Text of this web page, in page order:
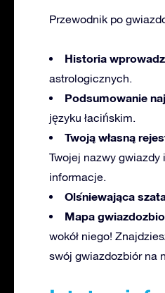
Przewodnik po
Historia
astrologicznych.
Podsumowanie
języku łacińskim.
Twoją własną
Twojej nazwy
informacje.
Olśniewająca
Mapa
wokół niego!
swój gwiazdozbiór na